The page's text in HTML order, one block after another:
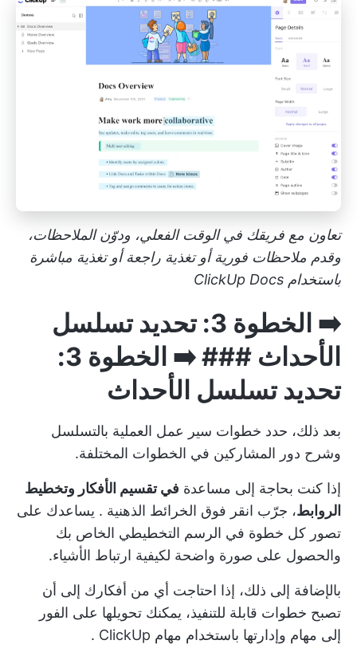
تعاون مع فريقك في الوقت الفعلي، ودوّن الملاحظات،
وقدم ملاحظات فورية أو تغذية راجعة أو تغذية مباشرة
باستخدام ClickUp Docs
➡️ الخطوة 3: تحديد تسلسل
الأحداث ### ➡️ الخطوة 3:
تحديد تسلسل الأحداث
بعد ذلك، حدد خطوات سير عمل العملية بالتسلسل
وشرح دور المشاركين في الخطوات المختلفة.
إذا كنت بحاجة إلى مساعدة في تقسيم الأفكار وتخطيط
الروابط، جرّب انقر فوق الخرائط الذهنية . يساعدك على
تصور كل خطوة في الرسم التخطيطي الخاص بك
والحصول على صورة واضحة لكيفية ارتباط الأشياء.
بالإضافة إلى ذلك، إذا احتاجت أي من أفكارك إلى أن
تصبح خطوات قابلة للتنفيذ، يمكنك تحويلها على الفور
إلى مهام وإدارتها باستخدام مهام ClickUp .